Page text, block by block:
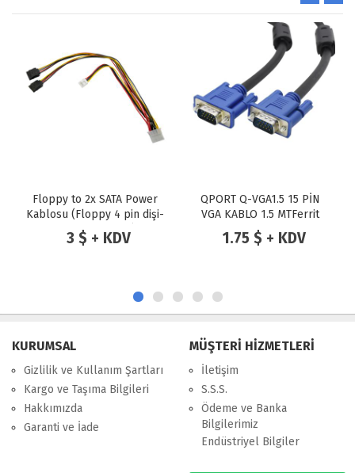
Floppy to 2x SATA Power
Kablosu (Floppy 4 pin dişi-
2 adet SATA dişi)
3 $ + KDV
QPORT Q-VGA1.5 15 PİN
VGA KABLO 1.5 MTFerrit
Filteli Siyah
1.75 $ + KDV
KURUMSAL
Gizlilik ve Kullanım Şartları
Kargo ve Taşıma Bilgileri
Hakkımızda
Garanti ve İade
MÜŞTERİ HİZMETLERİ
İletişim
S.S.S.
Ödeme ve Banka
Bilgilerimiz
Endüstriyel Bilgiler